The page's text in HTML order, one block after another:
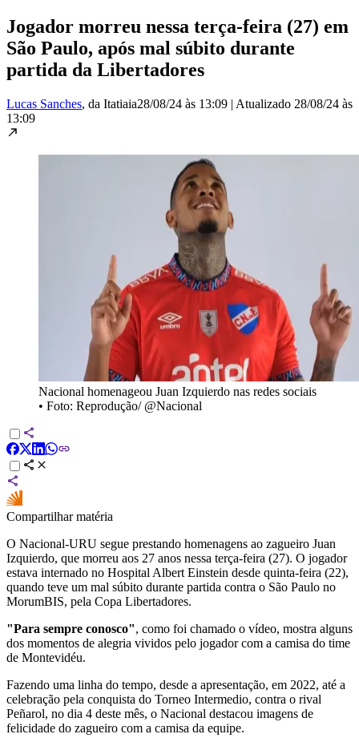
Jogador morreu nessa terça-feira (27) em
São Paulo, após mal súbito durante
partida da Libertadores
Lucas Sanches, da Itatiaia28/08/24 às 13:09 | Atualizado 28/08/24 às
13:09
Nacional homenageou Juan Izquierdo nas redes sociais
• Foto: Reprodução/ @Nacional
Compartilhar matéria
O Nacional-URU segue prestando homenagens ao zagueiro Juan
Izquierdo, que morreu aos 27 anos nessa terça-feira (27). O jogador
estava internado no Hospital Albert Einstein desde quinta-feira (22),
quando teve um mal súbito durante partida contra o São Paulo no
MorumBIS, pela Copa Libertadores.
"Para sempre conosco", como foi chamado o vídeo, mostra alguns
dos momentos de alegria vividos pelo jogador com a camisa do time
de Montevidéu.
Fazendo uma linha do tempo, desde a apresentação, em 2022, até a
celebração pela conquista do Torneo Intermedio, contra o rival
Peñarol, no dia 4 deste mês, o Nacional destacou imagens de
felicidade do zagueiro com a camisa da equipe.